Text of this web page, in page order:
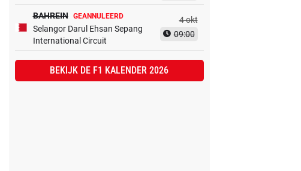
BAHREIN GEANNULEERD
Selangor Darul Ehsan Sepang
International Circuit
4 okt
09:00
BEKIJK DE F1 KALENDER 2026